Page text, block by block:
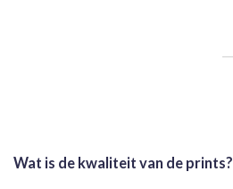
Wat is de kwaliteit van de prints?